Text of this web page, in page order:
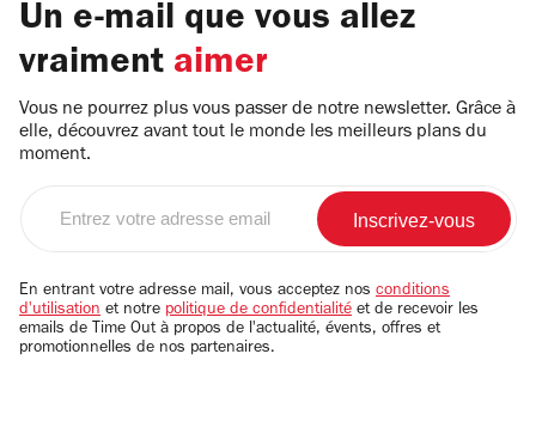
Un e-mail que vous allez
vraiment aimer
Vous ne pourrez plus vous passer de notre newsletter. Grâce à
elle, découvrez avant tout le monde les meilleurs plans du
moment.
email
En entrant votre adresse mail, vous acceptez nos conditions
d'utilisation et notre politique de confidentialité et de recevoir les
emails de Time Out à propos de l'actualité, évents, offres et
promotionnelles de nos partenaires.